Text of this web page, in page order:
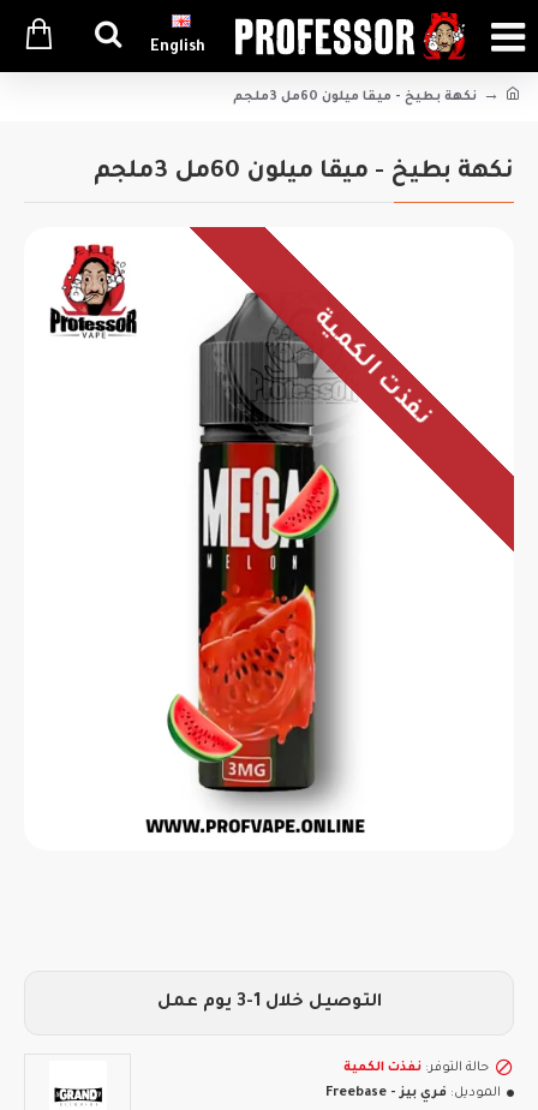
English
نكهة بطيخ - ميقا ميلون 60مل 3ملجم
نكهة بطيخ - ميقا ميلون 60مل 3ملجم
نفذت الكمية
حالة التوفر: نفذت الكمية
الموديل: فري بيز - Freebase
التوصيل خلال 1-3 يوم عمل